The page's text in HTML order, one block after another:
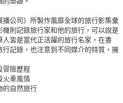
公司）所製作風靡全球的旅行影集彙
則記錄旅行家和他的旅行，可以說是
皆是當代正活躍的旅行名家，在書
記錄，也注意到不同媒介的特質，擁
冒險歷程
火車風情
的自然旅行